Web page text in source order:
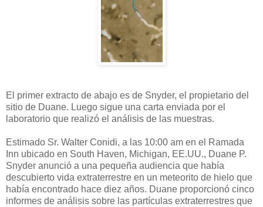
El primer extracto de abajo es de Snyder, el propietario del
sitio de Duane. Luego sigue una carta enviada por el
laboratorio que realizó el análisis de las muestras.
Estimado Sr. Walter Conidi, a las 10:00 am en el Ramada
Inn ubicado en South Haven, Michigan, EE.UU., Duane P.
Snyder anunció a una pequeña audiencia que había
descubierto vida extraterrestre en un meteorito de hielo que
había encontrado hace diez años. Duane proporcionó cinco
informes de análisis sobre las partículas extraterrestres que